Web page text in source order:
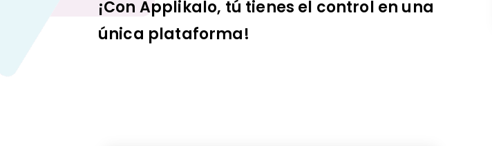
¡Con Applikalo, tú tienes el control en una
única plataforma!